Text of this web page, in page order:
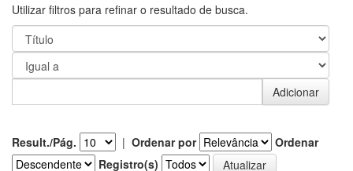
Utilizar filtros para refinar o resultado de busca.
Result./Pág. | Ordenar por
Ordenar
Registro(s)